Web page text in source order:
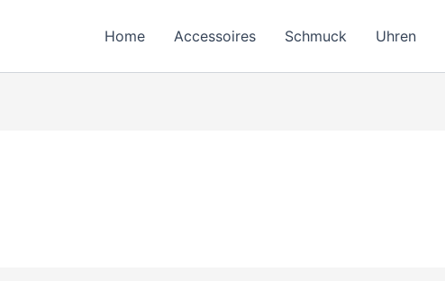
Home Accessoires Schmuck Uhren